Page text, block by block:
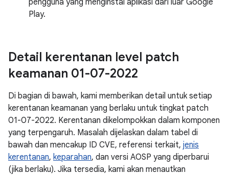
pengguna yang menginstal aplikasi dari luar Google
Play.
Detail kerentanan level patch
keamanan 01-07-2022
Di bagian di bawah, kami memberikan detail untuk setiap
kerentanan keamanan yang berlaku untuk tingkat patch
01-07-2022. Kerentanan dikelompokkan dalam komponen
yang terpengaruh. Masalah dijelaskan dalam tabel di
bawah dan mencakup ID CVE, referensi terkait, jenis
kerentanan, keparahan, dan versi AOSP yang diperbarui
(jika berlaku). Jika tersedia, kami akan menautkan